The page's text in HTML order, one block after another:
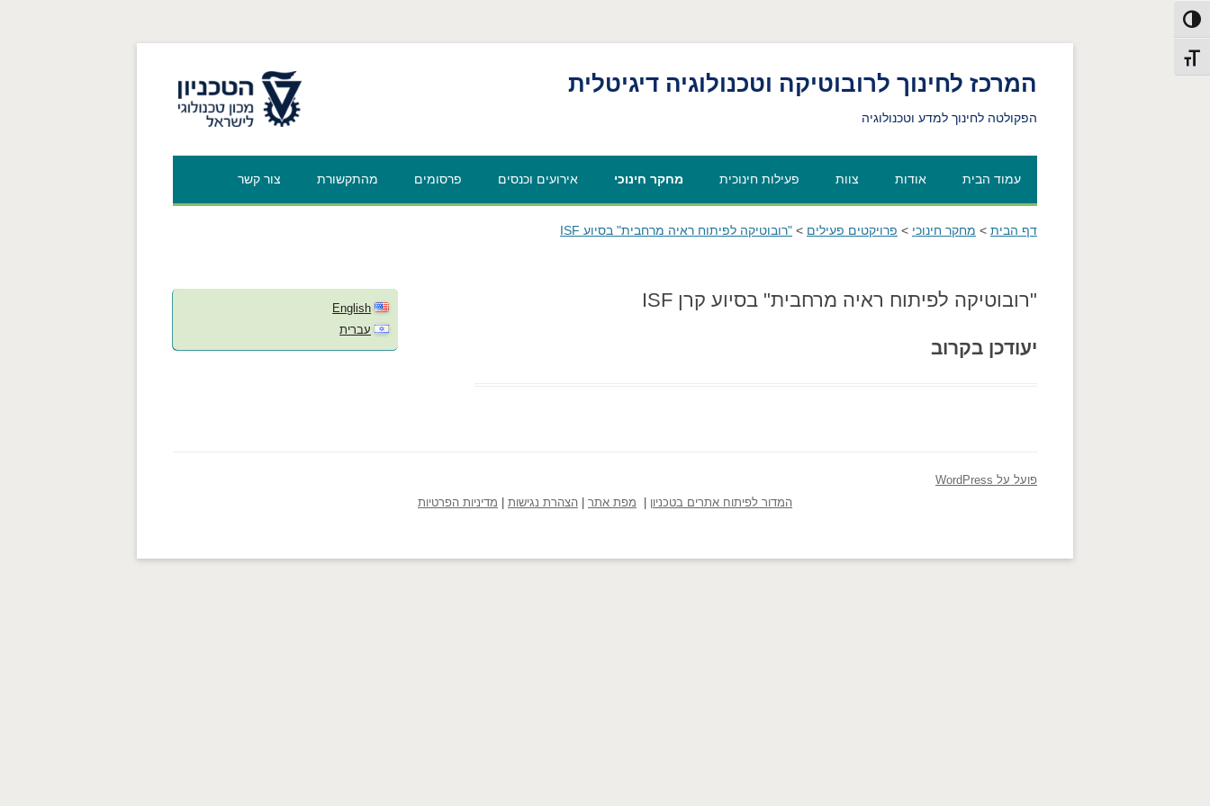
הפעל/כבה ניגודיות גבוהה
מתג גודל גופן
לאתר הטכניון המרכז לחינוך לרובוטיקה וטכנולוגיה דיגיטלית
הפקולטה לחינוך למדע וטכנולוגיה
עמוד הבית אודות צוות פעילות חינוכית
קורסים וסדנאות לתלמידים
קורסים וסדנאות למורים
מחקר חינוכי
פרויקטים פעילים
"רובוטיקה לפיתוח ראיה
אירועים וכנסים פרסומים מהתקשורת צור קשר
דף הבית > מחקר חינוכי > פרויקטים פעילים > "רובוטיקה לפיתוח ראיה מרחבית" בסיוע ISF
"רובוטיקה לפיתוח ראיה מרחבית" בסיוע קרן ISF
יעודכן בקרוב
English
עברית
פועל על WordPress
המדור לפיתוח אתרים בטכניון
מפת אתר הצהרת נגישות מדיניות הפרטיות